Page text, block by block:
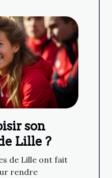
son
Lille ?
de Lille ont fait
rendre